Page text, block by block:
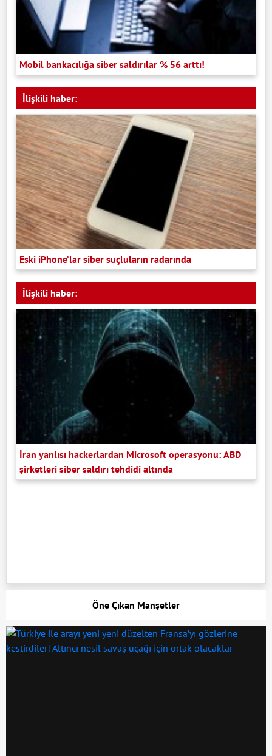
Mobil bankacılığa siber saldırılar % 56 arttı!
İlişkili haber:
Eski iPhone’lar siber suçluların radarında
İlişkili haber:
İran yanlısı hackerlardan Microsoft operasyonu: ABD
şirketleri siber saldırı tehdidi altında
Öne Çıkan Manşetler